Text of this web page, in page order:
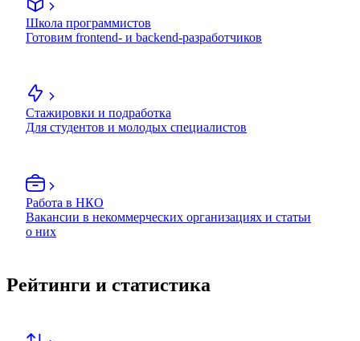
Школа программистов
Готовим frontend- и backend-разработчиков
Стажировки и подработка
Для студентов и молодых специалистов
Работа в НКО
Вакансии в некоммерческих организациях и статьи
о них
Рейтинги и статистика